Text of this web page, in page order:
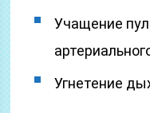
Учащение
Угнетение